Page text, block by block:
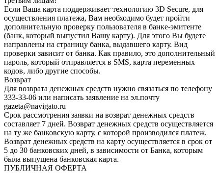
Если Ваша карта поддерживает технологию 3D Secure, для
осуществления платежа, Вам необходимо будет пройти
дополнительную проверку пользователя в банке-эмитенте
(банк, который выпустил Вашу карту). Для этого Вы будете
направлены на страницу банка, выдавшего карту. Вид
проверки зависит от банка. Как правило, это дополнительный
пароль, который отправляется в SMS, карта переменных
кодов, либо другие способы.
Возврат
Для возврата денежных средств нужно связаться по телефону
333-33-06 или написать заявление на эл.почту
gazeta@navigato.ru
Срок рассмотрения заявки на возврат денежных средств
составляет 7 дней. Возврат денежных средств осуществляется
на ту же банковскую карту, с которой производился платеж.
Возврат денежных средств на карту осуществляется в срок от
5 до 30 банковских дней, в зависимости от Банка, которым
была выпущена банковская карта.
ПУБЛИЧНАЯ ОФЕРТА